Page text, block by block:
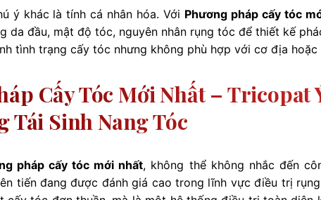
ý khác là tính cá nhân hóa. Với Phương pháp cấy tóc
da đầu, mật độ tóc, nguyên nhân rụng tóc để thiết kế
tình trạng cấy tóc nhưng không phù hợp với cơ địa hoặc
Cấy Tóc Mới Nhất – Tricopat
Tái Sinh Nang Tóc
pháp cấy tóc mới nhất, không thể không nhắc đến
tiến đang được đánh giá cao trong lĩnh vực điều trị